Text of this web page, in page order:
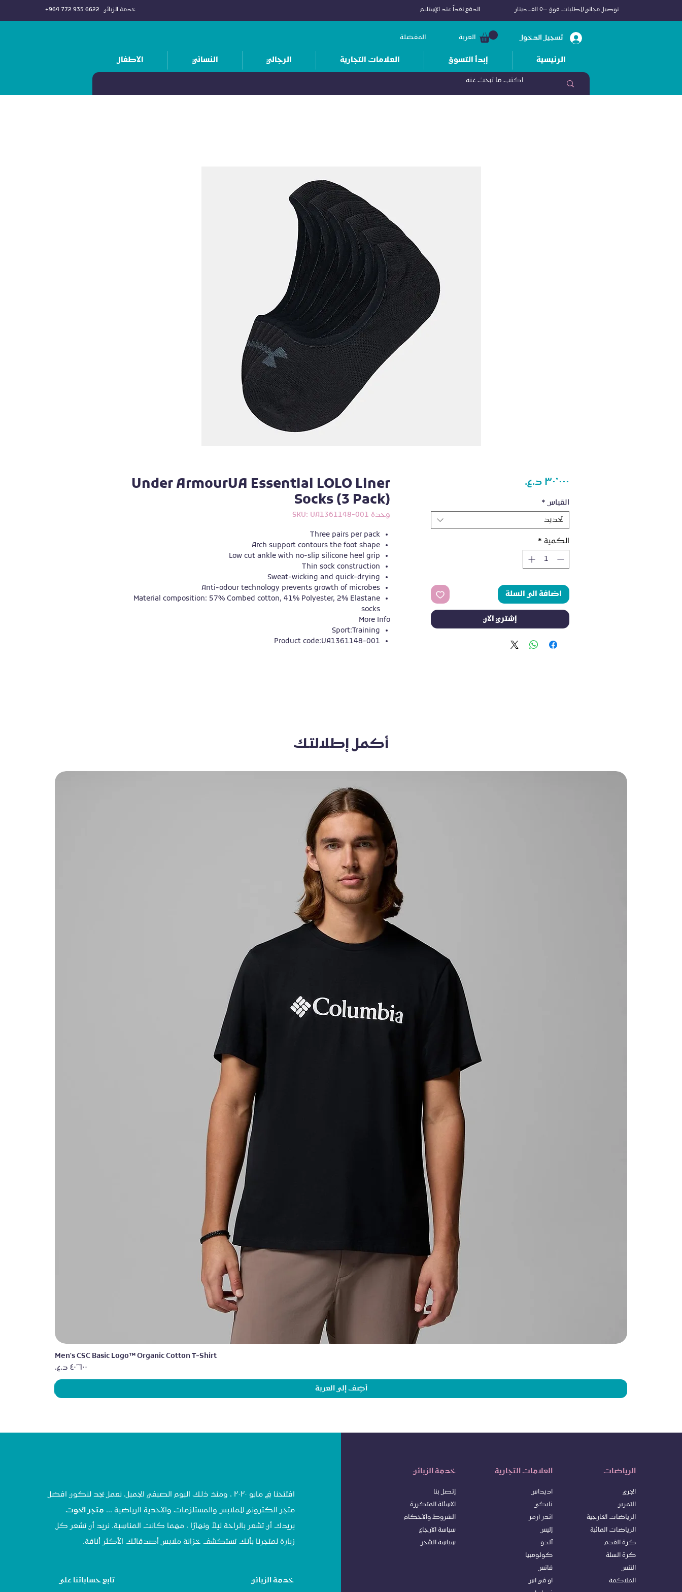
+964 772 935 6622 خدمة الزبائن الدفع نقداً عند الإستلام توصيل مجاني للطلبات فوق ٥٠٠ الف دينار
المفضلة العربة تسجيل الدخول
الاطفال النسائي الرجالي العلامات التجارية إبدأ التسوق الرئيسية
Under ArmourUA Essential LOLO Liner
Socks (3 Pack)
وحدة SKU: UA1361148-001
Three pairs per pack
Arch support contours the foot shape
Low cut ankle with no-slip silicone heel grip
Thin sock construction
Sweat-wicking and quick-drying
Anti-odour technology prevents growth of microbes
Material composition: 57% Combed cotton, 41% Polyester, 2% Elastane
socks
More Info
Sport:Training
Product code:UA1361148-001
القياس *
تحديد
الكمية *
اضافة الى السلة
إشتري الآن
أكمل إطلالتك
Men's CSC Basic Logo™ Organic Cotton T-Shirt
السعر
أضِف إلى العربة
افتتحنا في مايو ٢٠٢٠ ، ومنذ ذلك اليوم الصيفي الجميل، نعمل بجد لنكون افضل
متجر الكتروني للملابس والمستلزمات والاحذية الرياضية ... متجر الحوت
يريدك أن تشعر بالراحة ليلاً ونهارًا ، مهما كانت المناسبة. نريد أن تشعر كل
زيارة لمتجرنا بأنك تستكشف خزانة ملابس أصدقائك الأكثر أناقة.
تابع حساباتنا على خدمة الزبائن
خدمة الزبائن
إتصل بنا
الاسئلة المتكررة
الشروطوالاحكام
سياسة الارجاع
سياسة الشحن
العلامات التجارية
اديداس
نايكي
آندر آرمر
إليس
آلدو
كولومبيا
فانس
او ڤي اس
الرياضات
الجري
التمرين
الرياضات الخارجية
الرياضات المائية
كرة القدم
كرة السلة
التنس
الملاكمة